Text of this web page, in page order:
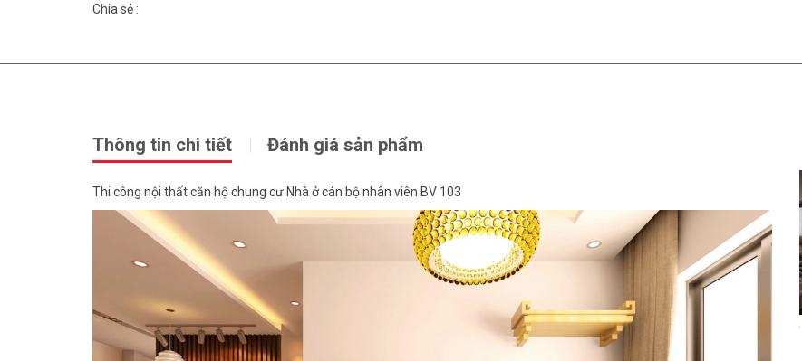
Chia sẻ :
Thông tin chi tiết Đánh giá sản phẩm
Thi công nội thất căn hộ chung cư Nhà ở cán bộ nhân viên BV 103
Thiết kế văn phòng Cty
GTSC